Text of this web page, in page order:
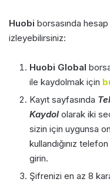
Huobi borsasında hesap
izleyebilirsiniz:
Huobi Global
ile kaydolmak için
Kayıt sayfasında
Kaydol olarak iki
sizin için uygunsa
kullandığınız
girin.
Şifrenizi en az 8